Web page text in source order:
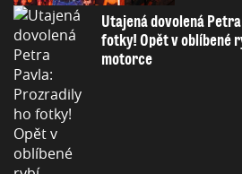
Utajená dovolená
fotky! Opět v oblíbené
motorce